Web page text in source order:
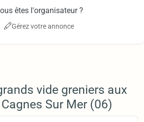
êtes l'organisateur ?
Gérez votre annonce
vide greniers aux
Sur Mer (06)